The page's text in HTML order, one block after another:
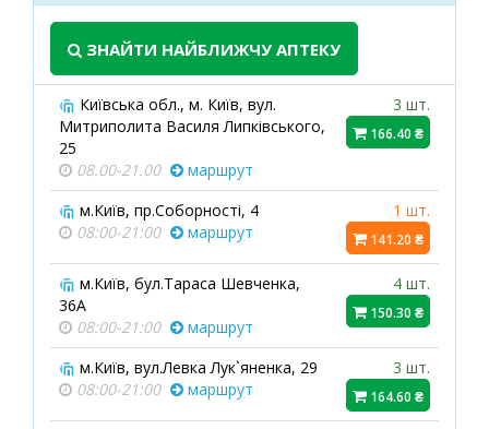
ЗНАЙТИ НАЙБЛИЖЧУ АПТЕКУ
Київська обл., м. Київ, вул.
Митриполита Василя Липківського,
25
08.00-21.00
маршрут
3 шт.
166.40 ₴
м.Київ, пр.Соборності, 4
08:00-21:00
маршрут
1 шт.
141.20 ₴
м.Київ, бул.Тараса Шевченка,
36А
08:00-21:00
маршрут
4 шт.
150.30 ₴
м.Київ, вул.Левка Лук`яненка, 29
08:00-21:00
маршрут
3 шт.
164.60 ₴